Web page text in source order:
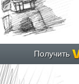
Получить